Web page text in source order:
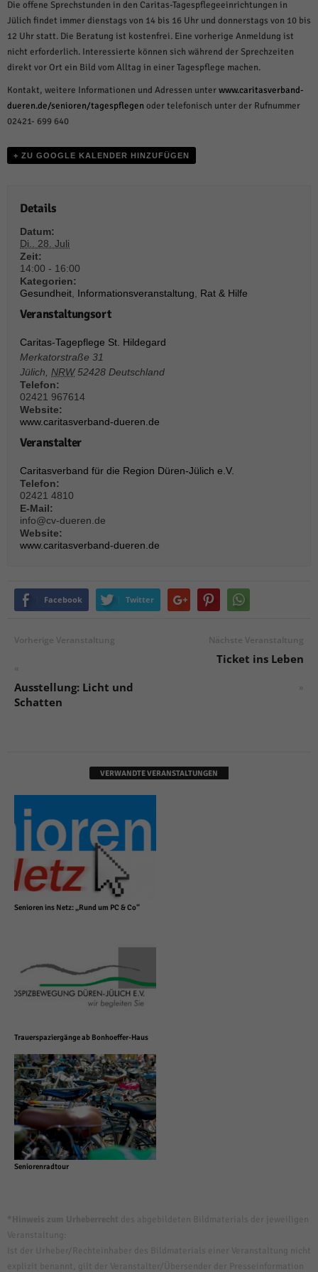
Die offene Sprechstunden in den Caritas-Tagespflegeeinrichtungen in
Jülich findet immer dienstags von 14 bis 16 Uhr und donnerstags von 10 bis
12 Uhr statt. Die Beratung ist kostenfrei. Eine vorherige Anmeldung ist
nicht erforderlich. Interessierte können sich während der Sprechzeiten
direkt vor Ort ein Bild vom Alltag in einer Tagespflege machen.
Kontakt, weitere Informationen und Adressen unterwww.caritasverband-
dueren.de/senioren/tagespflegenoder telefonisch unter der Rufnummer
02421- 699 640
+ ZU GOOGLE KALENDER HINZUFÜGEN
Details
Datum:
Di.. 28. Juli
Zeit:
14:00 - 16:00
Kategorien:
Gesundheit, Informationsveranstaltung, Rat & Hilfe
Veranstaltungsort
Caritas-Tagepflege St. Hildegard
Merkatorstraße 31
Jülich, NRW 52428 Deutschland
Telefon:
02421 967614
Website:
www.caritasverband-dueren.de
Veranstalter
Caritasverband für die Region Düren-Jülich e.V.
Telefon:
02421 4810
E-Mail:
info@cv-dueren.de
Website:
www.caritasverband-dueren.de
Facebook Twitter
Vorherige Veranstaltung
«
Ausstellung: Licht und
Schatten
Nächste Veranstaltung
Ticket ins Leben
»
VERWANDTE VERANSTALTUNGEN
Senioren ins Netz: „Rund um PC & Co“
Trauerspaziergänge ab Bonhoeffer-Haus
Seniorenradtour
auswählen.
Alle akzeptieren Speichern und weiter
Zurück
Datenschutzeinstellungen
Essenziell (1)
Essenzielle Cookies ermöglichen grundlegende Funktionen und sind für die
Cookie-Informationen anzeigen
Statistik Cookies erfassen Informationen anonym. Diese Informationen helfen
Marketing (1)
Marketing-Cookies werden von Drittanbietern oder Publishern verwendet,
um personalisierte Werbung anzuzeigen. Sie tun dies, indem sie Besucher
über Websites hinweg verfolgen.
Cookie-Informationen anzeigen
Externe Medien (6)
Inhalte von Videoplattformen und Social-Media-Plattformen werden
standardmäßig blockiert. Wenn Cookies von externen Medien akzeptiert
werden, bedarf der Zugriff auf diese Inhalte keiner manuellen Einwilligung
mehr.
powered by Borlabs Cookie Datenschutzerklärung